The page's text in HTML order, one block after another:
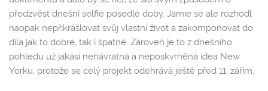
předzvěst dnešní selfie posedlé doby. Jamie se ale rozhodl
naopak nepřikrášlovat svůj vlastní život a zakomponovat do
díla jak to dobré, tak i špatné. Zároveň je to z dnešního
pohledu už jakási nenávratná a neposkvrněná idea New
Yorku, protože se celý projekt odehrává ještě před 11. zářím.